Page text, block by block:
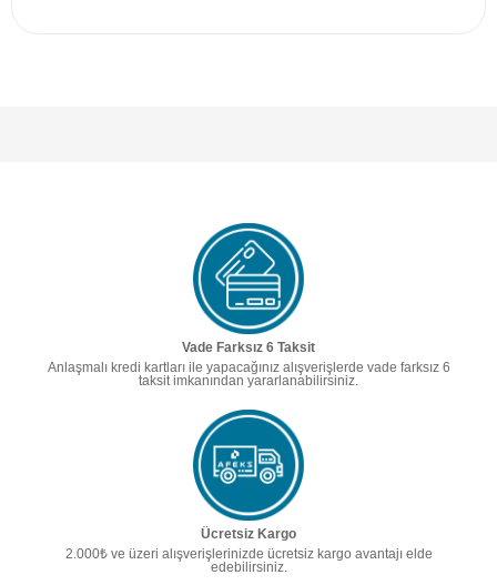
Vade Farksız 6 Taksit
Anlaşmalı kredi kartları ile yapacağınız alışverişlerde vade farksız 6
taksit imkanından yararlanabilirsiniz.
Ücretsiz Kargo
2.000₺ ve üzeri alışverişlerinizde ücretsiz kargo avantajı elde
edebilirsiniz.